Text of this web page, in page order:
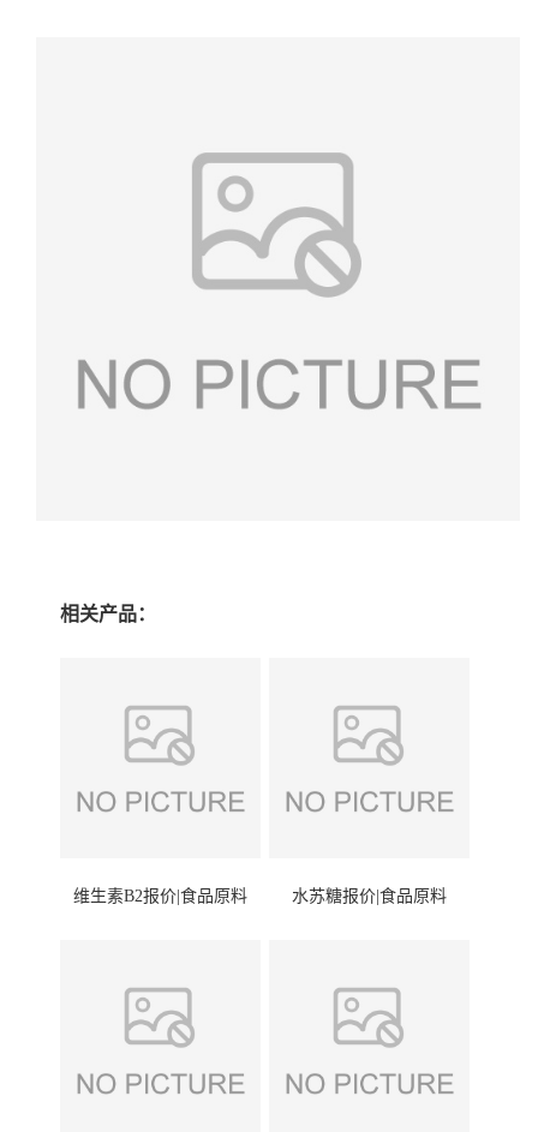
相关产品：
维生素B2报价|食品原料 水苏糖报价|食品原料